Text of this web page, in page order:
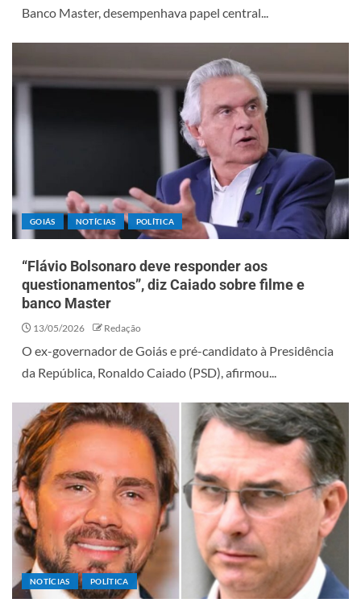
Banco Master, desempenhava papel central...
GOIÁS NOTÍCIAS POLÍTICA
“Flávio Bolsonaro deve responder aos
questionamentos”, diz Caiado sobre filme e
banco Master
13/05/2026 Redação
O ex-governador de Goiás e pré-candidato à Presidência
da República, Ronaldo Caiado (PSD), afirmou...
NOTÍCIAS POLÍTICA